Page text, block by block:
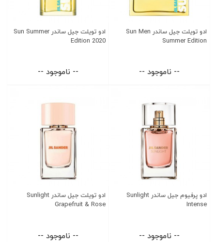
ادو تویلت جیل ساندر Sun Men
Summer Edition
-- ناموجود --
ادو تویلت جیل ساندر Sun Summer
Edition 2020
-- ناموجود --
ادو پرفیوم جیل ساندر Sunlight
Intense
-- ناموجود --
ادو تویلت جیل ساندر Sunlight
Grapefruit & Rose
-- ناموجود --